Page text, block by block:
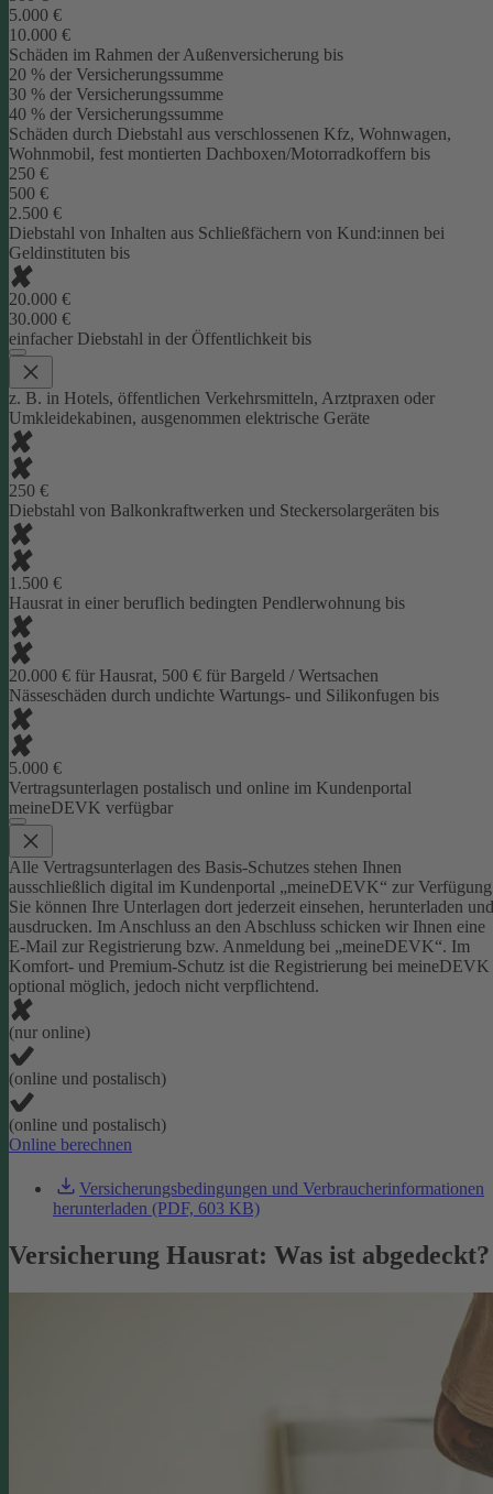
5.000 €
10.000 €
Schäden im Rahmen der Außenversicherung bis
20 % der Versicherungssumme
30 % der Versicherungssumme
40 % der Versicherungssumme
Schäden durch Diebstahl aus verschlossenen Kfz, Wohnwagen,
Wohnmobil, fest montierten Dachboxen/Motorradkoffern bis
250 €
500 €
2.500 €
Diebstahl von Inhalten aus Schließfächern von Kund:innen bei
Geldinstituten bis
20.000 €
30.000 €
einfacher Diebstahl in der Öffentlichkeit bis
z. B. in Hotels, öffentlichen Verkehrsmitteln, Arztpraxen oder
Umkleidekabinen, ausgenommen elektrische Geräte
250 €
Diebstahl von Balkonkraftwerken und Steckersolargeräten bis
1.500 €
Hausrat in einer beruflich bedingten Pendlerwohnung bis
20.000 € für Hausrat, 500 € für Bargeld / Wertsachen
Nässeschäden durch undichte Wartungs- und Silikonfugen bis
5.000 €
Vertragsunterlagen postalisch und online im Kundenportal
meineDEVK verfügbar
Alle Vertragsunterlagen des Basis-Schutzes stehen Ihnen
ausschließlich digital im Kundenportal „meineDEVK“ zur
Sie können Ihre Unterlagen dort jederzeit einsehen, herunterladen und
ausdrucken. Im Anschluss an den Abschluss schicken wir Ihnen eine
E-Mail zur Registrierung bzw. Anmeldung bei „meineDEVK“. Im
Komfort- und Premium-Schutz ist die Registrierung bei meineDEVK
optional möglich, jedoch nicht verpflichtend.
(nur online)
(online und postalisch)
(online und postalisch)
Online berechnen
Versicherungsbedingungen und Verbraucherinformationen
herunterladen (PDF, 603 KB)
Versicherung Hausrat: Was ist abgedeckt?